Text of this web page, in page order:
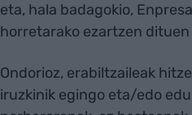
eta, hala badagokio,
horretarako ezartzen
Ondorioz, erabiltzaileak
iruzkinik egingo eta/edo